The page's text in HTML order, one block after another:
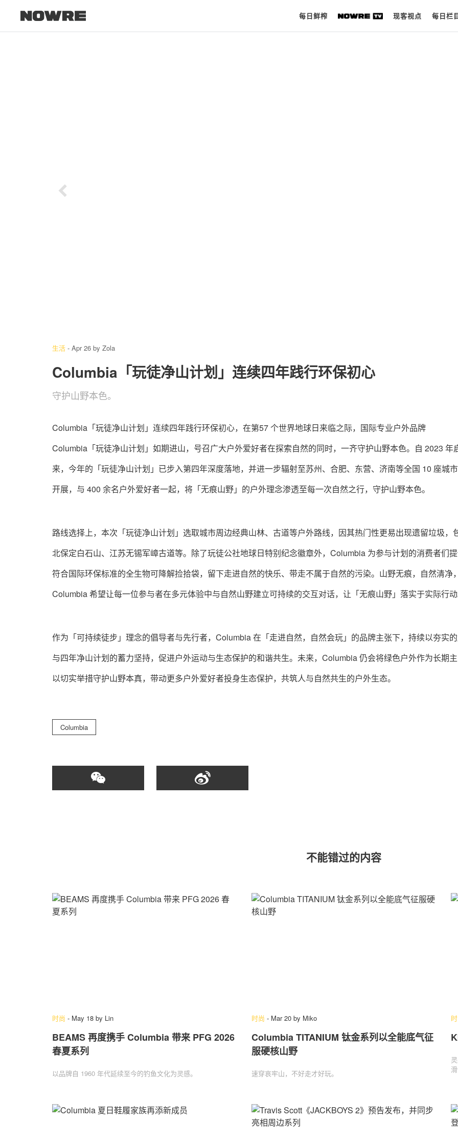
每日鲜榨 现客视点 每日栏
生活 - Apr 26 by Zola
Columbia「玩徒净山计划」连续四年践行环保初心
守护山野本色。
Columbia「玩徒净山计划」连续四年践行环保初心，在第57 个世界地球日来临之际，国际专业户外品牌
Columbia「玩徒净山计划」如期进山，号召广大户外爱好者在探索自然的同时，一齐守护山野本色。自 2023 年
来，今年的「玩徒净山计划」已步入第四年深度落地，并进一步辐射至苏州、合肥、东营、济南等全国 10 座城
开展，与 400 余名户外爱好者一起，将「无痕山野」的户外理念渗透至每一次自然之行，守护山野本色。
路线选择上，本次「玩徒净山计划」选取城市周边经典山林、古道等户外路线，因其热门性更易出现遗留垃圾，
北保定白石山、江苏无锡军嶂古道等。除了玩徒公社地球日特别纪念徽章外，Columbia 为参与计划的消费者们
符合国际环保标准的全生物可降解捡拾袋，留下走进自然的快乐、带走不属于自然的污染。山野无痕，自然清净，
Columbia 希望让每一位参与者在多元体验中与自然山野建立可持续的交互对话，让「无痕山野」落实于实际行动
作为「可持续徒步」理念的倡导者与先行者，Columbia 在「走进自然，自然会玩」的品牌主张下，持续以夯实
与四年净山计划的蓄力坚持，促进户外运动与生态保护的和谐共生。未来，Columbia 仍会将绿色户外作为长期主
以切实举措守护山野本真，带动更多户外爱好者投身生态保护，共筑人与自然共生的户外生态。
Columbia
不能错过的内容
时尚 - May 18 by Lin
BEAMS 再度携手 Columbia 带来 PFG 2026
春夏系列
以品牌自 1960 年代延续至今的钓鱼文化为灵感。
时尚 - Mar 20 by Miko
Columbia TITANIUM 钛金系列以全能底气征
服硬核山野
速穿哀牢山，不好走才好玩。